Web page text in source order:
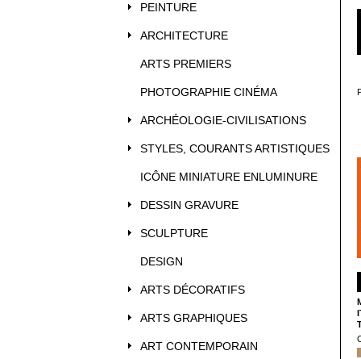
PEINTURE
ARCHITECTURE
ARTS PREMIERS
PHOTOGRAPHIE CINÉMA
ARCHÉOLOGIE-CIVILISATIONS
STYLES, COURANTS ARTISTIQUES
ICÔNE MINIATURE ENLUMINURE
DESSIN GRAVURE
SCULPTURE
DESIGN
ARTS DÉCORATIFS
ARTS GRAPHIQUES
ART CONTEMPORAIN